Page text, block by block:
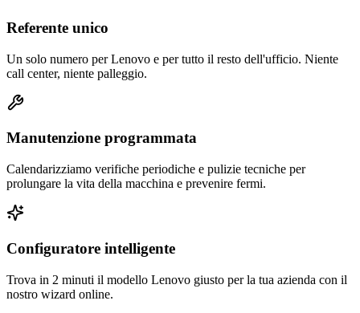
Referente unico
Un solo numero per Lenovo e per tutto il resto dell'ufficio. Niente
call center, niente palleggio.
Manutenzione programmata
Calendarizziamo verifiche periodiche e pulizie tecniche per
prolungare la vita della macchina e prevenire fermi.
Configuratore intelligente
Trova in 2 minuti il modello Lenovo giusto per la tua azienda con il
nostro wizard online.